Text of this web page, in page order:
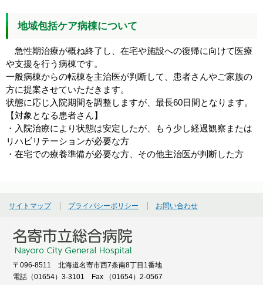
地域包括ケア病棟について
急性期治療が概ね終了し、在宅や施設への復帰に向けて医療
や支援を行う病棟です。
一般病棟からの転棟を主治医が判断して、患者さんやご家族の
方に提案させていただきます。
状態に応じ入院期間を調整しますが、最長60日間となります。
【対象となる患者さん】
・入院治療により状態は安定したが、もう少し経過観察または
リハビリテーションが必要な方
・在宅での療養準備が必要な方、その他主治医が判断した方
サイトマップ プライバシーポリシー お問い合わせ
〒096-8511 北海道名寄市西7条南8丁目1番地
電話（01654）3-3101 Fax （01654）2-0567